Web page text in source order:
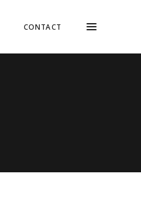
CONTACT